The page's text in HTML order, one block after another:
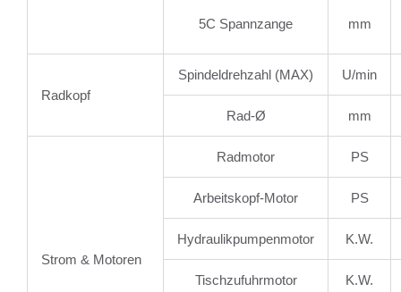
5C Spannzange mm
Radkopf
Spindeldrehzahl (MAX) U/min
Rad-Ø mm
Strom & Motoren
Radmotor PS
Arbeitskopf-Motor PS
Hydraulikpumpenmotor K.W.
Tischzufuhrmotor K.W.